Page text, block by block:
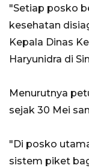
"Setiap posko
kesehatan
Kepala Dinas
Haryunidra di
Menurutnya
sejak 30 Mei
"Di posko
sistem piket